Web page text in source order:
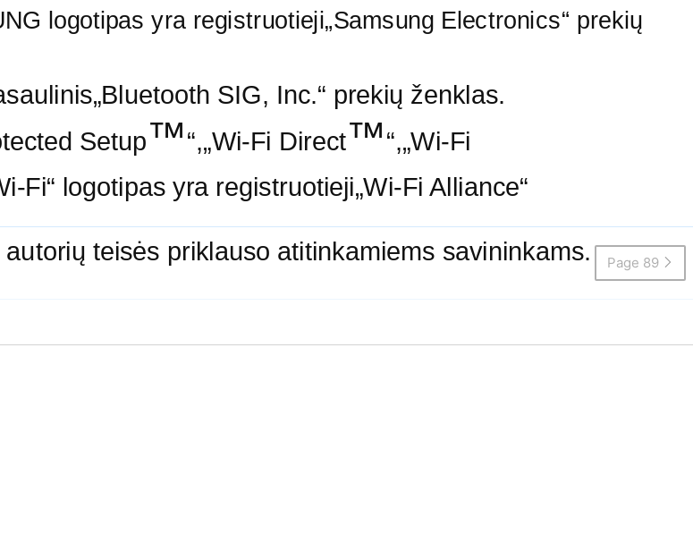
logotipas yra registruotieji„Samsung Electronics“ prekių
SIG, Inc.“ prekių ženklas.
Setup™“,„Wi-Fi Direct™“,„Wi-Fi
Fi“ logotipas yra registruotieji„Wi-Fi Alliance“
teisės priklauso atitinkamiems savininkams. Page 89